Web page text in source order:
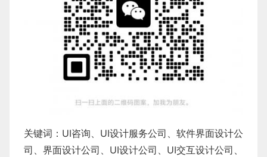
关键词： UI咨询、 UI设计服务公司 、 软件界面设计公
司、界面设计公司、 UI设计公司 、 UI交互设计公司 、